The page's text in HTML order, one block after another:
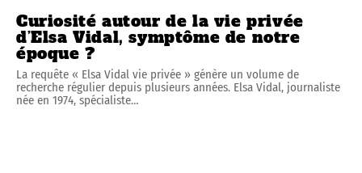
Curiosité autour de la vie privée
d’Elsa Vidal, symptôme de notre
époque ?
La requête « Elsa Vidal vie privée » génère un volume de
recherche régulier depuis plusieurs années. Elsa Vidal, journaliste
née en 1974, spécialiste…